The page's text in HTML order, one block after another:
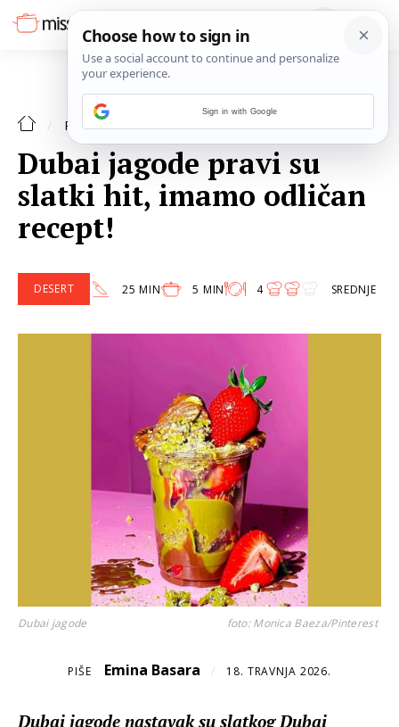
RECEPTI DESERT
Dubai jagode pravi su
slatki hit, imamo odličan
recept!
DESERT 25 MIN 5 MIN 4 SREDNJE
Dubai jagode foto: Monica Baeza/Pinterest
PIŠE Emina Basara / 18. TRAVNJA 2026.
Dubai jagode nastavak su slatkog Dubai
Sign in with Google